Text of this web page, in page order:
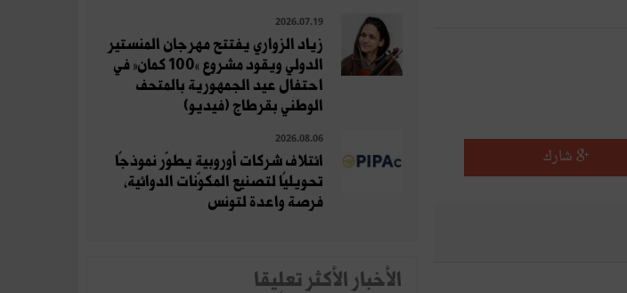
شارك
2026.07.19
زياد الزواري يفتتح مهرجان المنستير
الدولي ويقود مشروع «100 كمان» في
احتفال عيد الجمهورية بالمتحف
الوطني بقرطاج (فيديو)
2026.08.06
ائتلاف شركات أوروبية يطوّر نموذجًا
تحويليًا لتصنيع المكوّنات الدوائية،
فرصة واعدة لتونس
الأخبار الأكثر تعلِيقا